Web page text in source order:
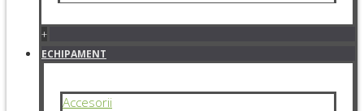
+
ECHIPAMENT
Accesorii